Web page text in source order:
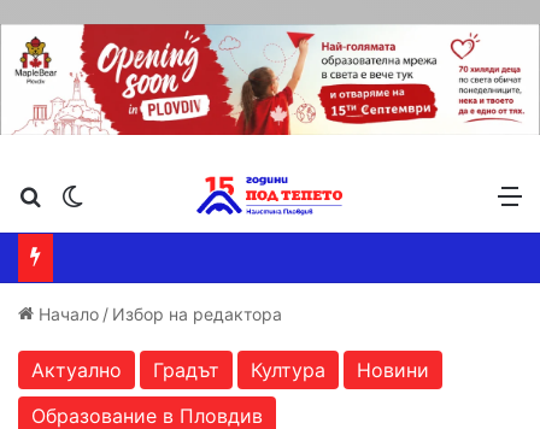
Търсене ...
Начало / Избор на редактора
Актуално Градът Култура
Новини
Образование в Пловдив